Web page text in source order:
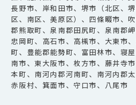
長野市、岸和田市、堺市（北区、
区、南区、美原区）、四條畷市、
郡熊取町、泉南郡田尻町、泉南郡
忠岡町、高石市、高槻市、大東市
町、豊能郡能勢町、富田林市、寝
南市、東大阪市、枚方市、藤井寺
本町、南河内郡河南町、南河内郡
赤阪村、箕面市、守口市、八尾市